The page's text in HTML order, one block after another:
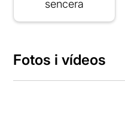
sencera
Fotos i vídeos